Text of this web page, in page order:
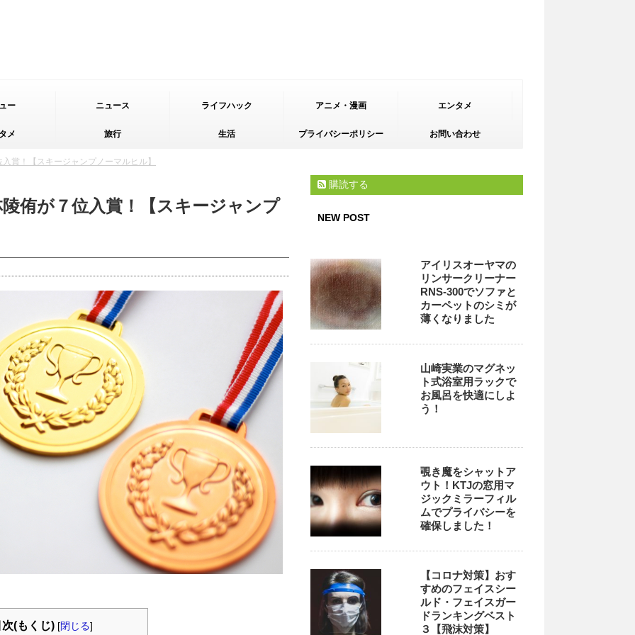
ー ニュース ライフハック アニメ・漫画 エンタメ
メ 旅行 生活 プライバシーポリシー お問い合わせ
賞！【スキージャンプノーマルヒル】
侑が７位入賞！【スキージャンプ
次(もくじ) [閉じる]
購読する
NEW POST
アイリスオーヤマの
リンサークリーナー
RNS-300でソファと
カーペットのシミが
薄くなりました
山崎実業のマグネッ
ト式浴室用ラックで
お風呂を快適にしよ
う！
覗き魔をシャットア
ウト！KTJの窓用マ
ジックミラーフィル
ムでプライバシーを
確保しました！
【コロナ対策】おす
すめのフェイスシー
ルド・フェイスガー
ドランキングベスト
３【飛沫対策】